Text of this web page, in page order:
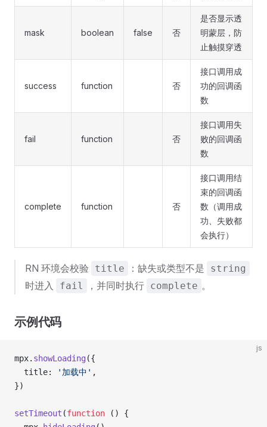
mask boolean false 否
是否显示透
明蒙层，防
止触摸穿透
success function 否
接口调用成
功的回调函
数
fail function 否
接口调用失
败的回调函
数
complete function 否
接口调用结
束的回调函
数（调用成
功、失败都
会执行）
RN 环境会校验 title ：缺失或类型不是 string
时进入 fail ，并同时执行 complete 。
示例代码
js
mpx. showLoading ({
  title:
'加载中' ,
})
setTimeout (function () {